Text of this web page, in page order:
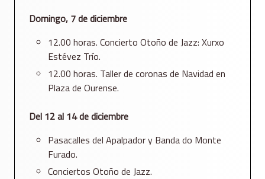
Domingo, 7 de diciembre
12.00 horas. Concierto Otoño de Jazz: Xurxo
Estévez Trío.
12.00 horas. Taller de coronas de Navidad en
Plaza de Ourense.
Del 12 al 14 de diciembre
Pasacalles del Apalpador y Banda do Monte
Furado.
Conciertos Otoño de Jazz.